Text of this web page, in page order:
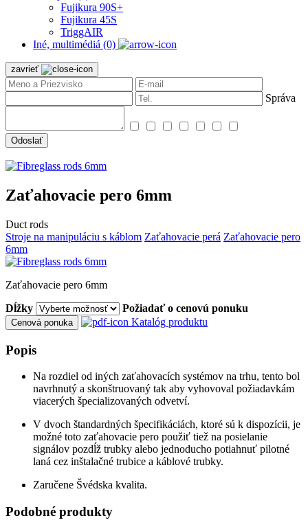
Fujikura 90S+
Fujikura 45S
TriggAIR
Iné, multimédiá (0)
zavrieť
Správa
Odoslať
Zaťahovacie pero 6mm
Duct rods
Stroje na manipuláciu s káblom Zaťahovacie perá Zaťahovacie pero
6mm
Zaťahovacie pero 6mm
Dĺžky
Požiadať o cenovú ponuku
Cenová ponuka Katalóg produktu
Popis
Na rozdiel od iných zaťahovacích systémov na trhu, tento bol
navrhnutý a skonštruovaný tak aby vyhovoval požiadavkám
viacerých špecializovaných odvetví.
V dvoch štandardných špecifikáciách, ktoré sú k dispozícii, je
možné toto zaťahovacie pero použiť tiež na posielanie
signálov pozdĺž trubky alebo jednoducho potiahnuť pilotné
laná cez inštalačné trubice a káblové trubky.
Zaručene Švédska kvalita.
Podobné produkty